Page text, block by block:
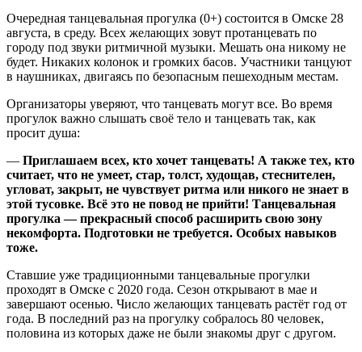
Очередная танцевальная прогулка (0+) состоится в Омске 28
августа, в среду. Всех желающих зовут протанцевать по
городу под звуки ритмичной музыки. Мешать она никому не
будет. Никаких колонок и громких басов. Участники танцуют
в наушниках, двигаясь по безопасным пешеходным местам.
Организаторы уверяют, что танцевать могут все. Во время
прогулок важно слышать своё тело и танцевать так, как
просит душа:
— Приглашаем всех, кто хочет танцевать! А также тех, кто
считает, что не умеет, стар, толст, худощав, стеснителен,
угловат, закрыт, не чувствует ритма или никого не знает в
этой тусовке. Всё это не повод не прийти! Танцевальная
прогулка — прекрасный способ расширить свою зону
некомфорта. Подготовки не требуется. Особых навыков
тоже.
Ставшие уже традиционными танцевальные прогулки
проходят в Омске с 2020 года. Сезон открывают в мае и
завершают осенью. Число желающих танцевать растёт год от
года. В последний раз на прогулку собралось 80 человек,
половина из которых даже не были знакомы друг с другом.